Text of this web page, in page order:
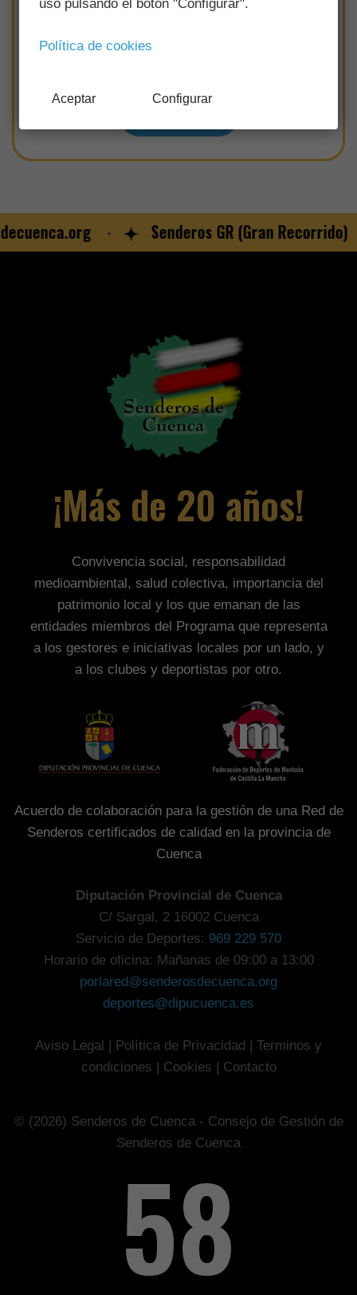
Formato:
Senderos GR (Gran Recorrido)
¡Más de 20 años!
Convivencia social, responsabilidad
medioambiental, salud colectiva, importancia del
patrimonio local y los que emanan de las
entidades miembros del Programa que representa
a los gestores e iniciativas locales por un lado, y
a los clubes y deportistas por otro.
Acuerdo de colaboración para la gestión de una Red de
Senderos certificados de calidad en la provincia de
Cuenca
Diputación Provincial de Cuenca
C/ Sargal, 2 16002 Cuenca
Servicio de Deportes: 969 229 570
Horario de oficina: Mañanas de 09:00 a 13:00
porlared@senderosdecuenca.org
deportes@dipucuenca.es
Aviso Legal | Política de Privacidad | Terminos y
condiciones | Cookies | Contacto
© (2026) Senderos de Cuenca - Consejo de Gestión de
Senderos de Cuenca
75
uso pulsando el botón "Configurar".
Política de cookies
Aceptar Configurar